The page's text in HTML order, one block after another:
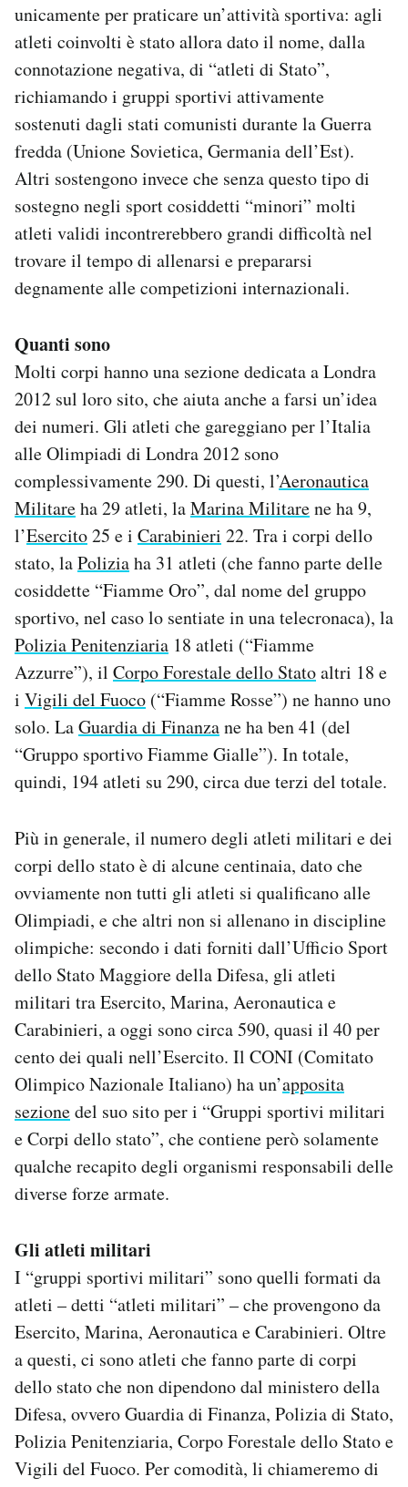
unicamente per praticare un’attività sportiva: agli
atleti coinvolti è stato allora dato il nome, dalla
connotazione negativa, di “atleti di Stato”,
richiamando i gruppi sportivi attivamente
sostenuti dagli stati comunisti durante la Guerra
fredda (Unione Sovietica, Germania dell’Est).
Altri sostengono invece che senza questo tipo di
sostegno negli sport cosiddetti “minori” molti
atleti validi incontrerebbero grandi difficoltà nel
trovare il tempo di allenarsi e prepararsi
degnamente alle competizioni internazionali.
Quanti sono
Molti corpi hanno una sezione dedicata a Londra
2012 sul loro sito, che aiuta anche a farsi un’idea
dei numeri. Gli atleti che gareggiano per l’Italia
alle Olimpiadi di Londra 2012 sono
complessivamente 290. Di questi, l’Aeronautica
Militareha 29 atleti, laMarina Militarene ha 9,
l’Esercito25 e i Carabinieri 22. Tra i corpi dello
stato, laPoliziaha 31 atleti (che fanno parte delle
cosiddette “Fiamme Oro”, dal nome del gruppo
sportivo, nel caso lo sentiate in una telecronaca), la
Polizia Penitenziaria 18 atleti (“Fiamme
Azzurre”), il Corpo Forestale dello Statoaltri 18 e
i Vigili del Fuoco (“Fiamme Rosse”) ne hanno uno
solo. LaGuardia di Finanzane ha ben 41 (del
“Gruppo sportivo Fiamme Gialle”). In totale,
quindi, 194 atleti su 290, circa due terzi del totale.
Più in generale, il numero degli atleti militari e dei
corpi dello stato è di alcune centinaia, dato che
ovviamente non tutti gli atleti si qualificano alle
Olimpiadi, e che altri non si allenano in discipline
olimpiche: secondo i dati forniti dall’Ufficio Sport
dello Stato Maggiore della Difesa, gli atleti
militari tra Esercito, Marina, Aeronautica e
Carabinieri, a oggi sono circa 590, quasi il 40 per
cento dei quali nell’Esercito. Il CONI (Comitato
Olimpico Nazionale Italiano) ha un’apposita
sezionedel suo sito per i “Gruppi sportivi militari
e Corpi dello stato”, che contiene però solamente
qualche recapito degli organismi responsabili delle
diverse forze armate.
Gli atleti militari
I “gruppi sportivi militari” sono quelli formati da
atleti – detti “atleti militari” – che provengono da
Esercito, Marina, Aeronautica e Carabinieri. Oltre
a questi, ci sono atleti che fanno parte di corpi
dello stato che non dipendono dal ministero della
Difesa, ovvero Guardia di Finanza, Polizia di Stato,
Polizia Penitenziaria, Corpo Forestale dello Stato e
Vigili del Fuoco. Per comodità, li chiameremo di